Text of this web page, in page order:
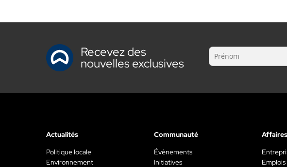
Recevez des
nouvelles exclusives
Actualités
Politique locale
Environnement
Communauté
Évènements
Initiatives
Emplois